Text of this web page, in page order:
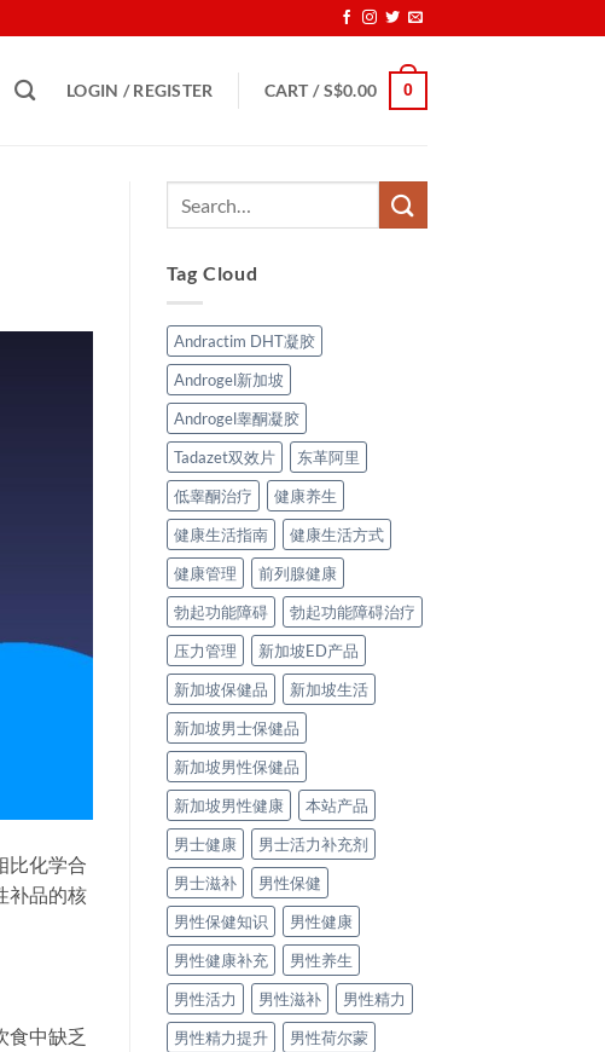
LOGIN / REGISTER CART /S$0.00 0
比化学合
补品的核
食中缺乏
Tag Cloud
Andractim DHT凝胶
Androgel新加坡
Androgel睾酮凝胶
Tadazet双效片
东革阿里
低睾酮治疗
健康养生
健康生活指南
健康生活方式
健康管理
前列腺健康
勃起功能障碍
勃起功能障碍治疗
压力管理
新加坡ED产品
新加坡保健品
新加坡生活
新加坡男士保健品
新加坡男性保健品
新加坡男性健康
本站产品
男士健康
男士活力补充剂
男士滋补
男性保健
男性保健知识
男性健康
男性健康补充
男性养生
男性活力
男性滋补
男性精力
男性精力提升
男性荷尔蒙